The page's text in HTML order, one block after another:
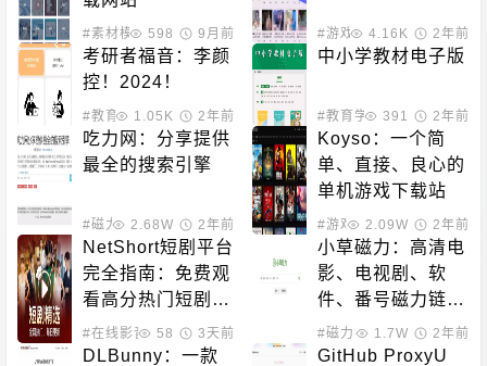
#素材模板 598 9月前 #游戏下载4.16K 2年前
考研者福音：李颜
控！2024！
#教育学习1.05K 2年前
中小学教材电子版
#教育学习391 2年前
吃力网：分享提供
最全的搜索引擎
#磁力搜索2.68W 2年前
Koyso：一个简
单、直接、良心的
单机游戏下载站
#游戏下载2.09W 2年前
NetShort短剧平台
完全指南：免费观
看高分热门短剧的
最佳选择
#在线影音 58 3天前
小草磁力：高清电
影、电视剧、软
件、番号磁力链接
搜索引擎
#磁力搜索1.7W 2年前
DLBunny：一款
GitHub ProxyU